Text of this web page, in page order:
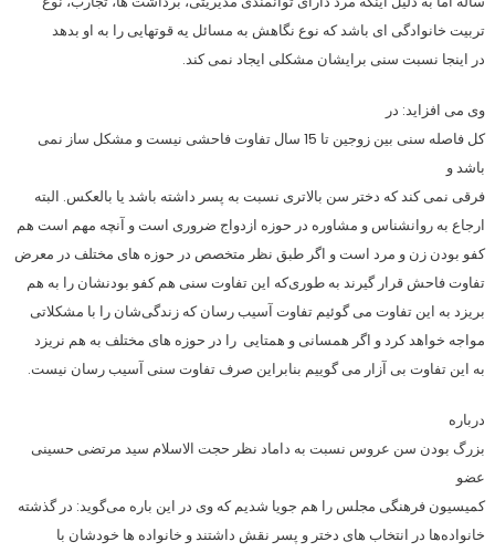
تربیت خانوادگی ای باشد که نوع نگاهش به مسائل یه قوتهایی را به او بدهد
در اینجا نسبت سنی برایشان مشکلی ایجاد نمی کند.
وی می افزاید: در
کل فاصله سنی بین زوجین تا 15 سال تفاوت فاحشی نیست و مشکل ساز نمی
باشد و
فرقی نمی کند که دختر سن بالاتری نسبت به پسر داشته باشد یا بالعکس. البته
ارجاع به روانشناس و مشاوره در حوزه ازدواج ضروری است و آنچه مهم است هم
کفو بودن زن و مرد است و اگر طبق نظر متخصص در حوزه های مختلف در معرض
تفاوت فاحش قرار گیرند به طوری‌که این تفاوت سنی هم کفو بودنشان را به هم
بریزد به این تفاوت می گوئیم تفاوت آسیب رسان که زندگی‌شان را با مشکلاتی
مواجه خواهد کرد و اگر همسانی و همتایی را در حوزه های مختلف به هم نریزد
به این تفاوت بی آزار می گوییم بنابراین صرف تفاوت سنی آسیب رسان نیست.
درباره
بزرگ بودن سن عروس نسبت به داماد نظر حجت الاسلام سید مرتضی حسینی
عضو
کمیسیون فرهنگی مجلس را هم جویا شدیم که وی در این باره می‌گوید: در گذشته
خانواده‌ها در انتخاب های دختر و پسر نقش داشتند و خانواده ها خودشان با